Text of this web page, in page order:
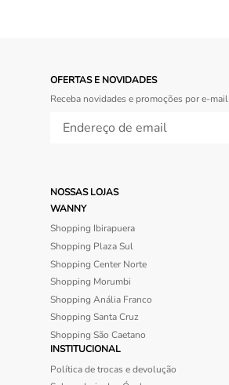
OFERTAS E NOVIDADES
Receba novidades e promoções por e-mail
NOSSAS LOJAS
WANNY
Shopping Ibirapuera
Shopping Plaza Sul
Shopping Center Norte
Shopping Morumbi
Shopping Anália Franco
Shopping Santa Cruz
Shopping São Caetano
INSTITUCIONAL
Política de trocas e devolução